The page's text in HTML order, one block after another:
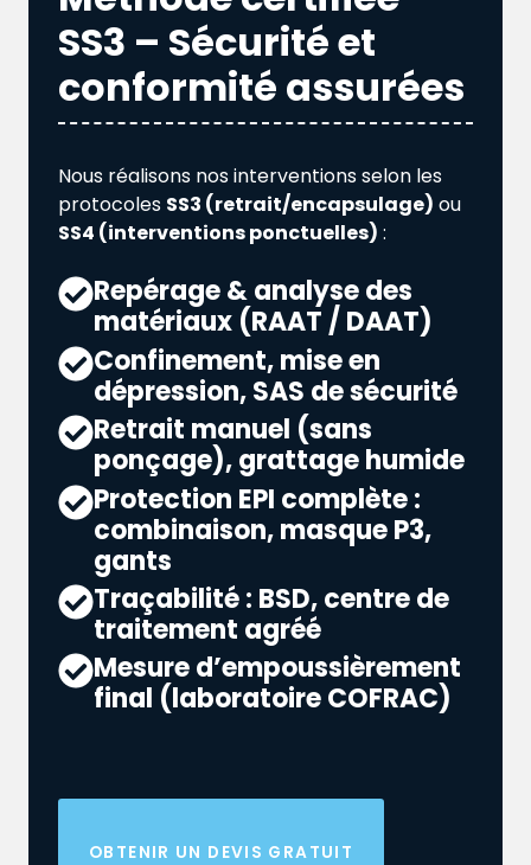
SS3 – Sécurité et
conformité assurées
Nous réalisons nos interventions selon les
protocoles SS3 (retrait/encapsulage) ou
SS4 (interventions ponctuelles) :
Repérage & analyse des
matériaux (RAAT / DAAT)
Confinement, mise en
dépression, SAS de sécurité
Retrait manuel (sans
ponçage), grattage humide
Protection EPI complète :
combinaison, masque P3,
gants
Traçabilité : BSD, centre de
traitement agréé
Mesure d’empoussièrement
final (laboratoire COFRAC)
OBTENIR UN DEVIS GRATUIT